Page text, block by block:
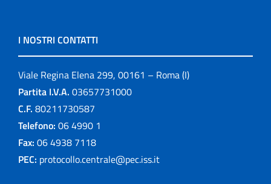
I NOSTRI CONTATTI
Viale Regina Elena 299, 00161 – Roma (I)
Partita I.V.A. 03657731000
C.F. 80211730587
Telefono: 06 4990 1
Fax: 06 4938 7118
PEC: protocollo.centrale@pec.iss.it